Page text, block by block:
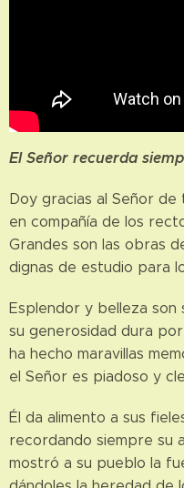
El Señor recuerda
Doy gracias al Señor de
en compañía de los
Grandes son las obras
dignas de estudio para
Esplendor y belleza son
su generosidad dura
ha hecho maravillas
el Señor es piadoso y
Él da alimento a sus
recordando siempre su
mostró a su pueblo la